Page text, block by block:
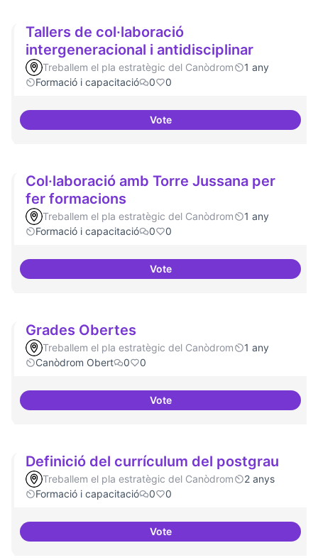
Tallers de col·laboració
intergeneracional i antidisciplinar
Treballem el pla estratègic del Canòdrom
1 any
Formació i capacitació
0 0
VoteTallers de col·laboració
Col·laboració amb Torre Jussana per
fer formacions
Treballem el pla estratègic del Canòdrom
1 any
Formació i capacitació
0 0
VoteCol·laboració amb Torre
Grades Obertes
Treballem el pla estratègic del Canòdrom
1 any
Canòdrom Obert
0 0
VoteGrades Obertes
Definició del currículum del postgrau
Treballem el pla estratègic del Canòdrom
2 anys
Formació i capacitació
0 0
VoteDefinició del currículum del